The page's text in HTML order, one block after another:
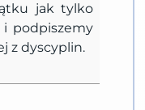
jak tylko
podpiszemy
z dyscyplin.